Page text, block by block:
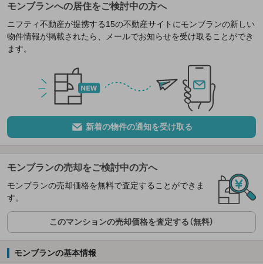
モンブランへの居住をご検討中の方へ
ニフティ不動産が提携する15の不動産サイトにモンブランの新しい
物件情報が掲載されたら、メールでお知らせを受け取ることができ
ます。
新着の物件の通知を受け取る
モンブランの売却をご検討中の方へ
モンブランの売却価格を無料で査定することができま
す。
このマンションの売却価格を査定する（無料）
モンブランの基本情報